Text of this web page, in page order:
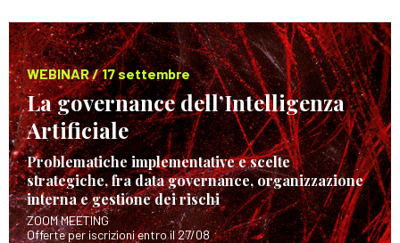
WEBINAR / 17 settembre
La governance dell’Intelligenza
Artificiale
Problematiche implementative e scelte
strategiche, fra data governance, organizzazione
interna e gestione dei rischi
ZOOM MEETING
Offerte per iscrizioni entro il 27/08